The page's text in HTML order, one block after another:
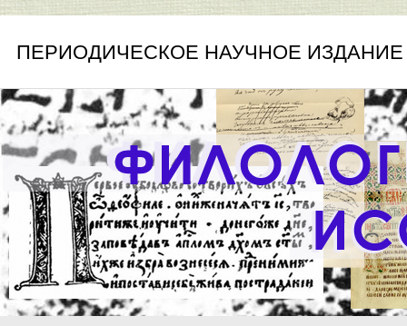
ПЕРИОДИЧЕСКОЕ НАУЧНОЕ ИЗДАНИЕ